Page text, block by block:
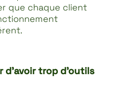
que chaque client
d’avoir trop d’outils